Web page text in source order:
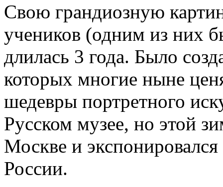
Свою грандиозную
учеников (одним из них
длилась 3 года. Было
которых многие ныне
шедевры портретного
Русском музее, но этой
Москве и
России.